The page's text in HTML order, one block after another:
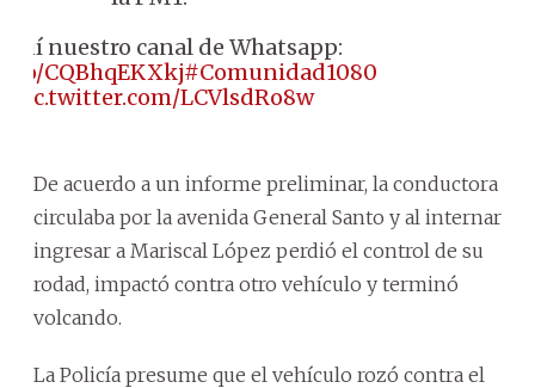
nuestro canal de Whatsapp:
CQBhqEKXkj#Comunidad1080
pic.twitter.com/LCVlsdRo8w
De acuerdo a un informe preliminar, la conductora
circulaba por la avenida General Santo y al internar
ingresar a Mariscal López perdió el control de su
rodad, impactó contra otro vehículo y terminó
volcando.
La Policía presume que el vehículo rozó contra el